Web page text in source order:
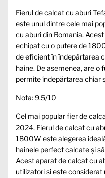
Fierul de calcat cu aburi
este unul dintre cele mai
cu aburi din Romania.
echipat cu o putere de
de eficient în îndepărtarea
haine. De asemenea, are o
permite îndepărtarea chiar
Nota: 9.5/10
Cel mai popular fier de
2024, Fierul de calcat cu
1800W este alegerea
hainele perfect calcate și
Acest aparat de calcat cu
utilizatori și este